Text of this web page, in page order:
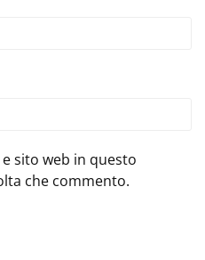
sito web in questo
che commento.